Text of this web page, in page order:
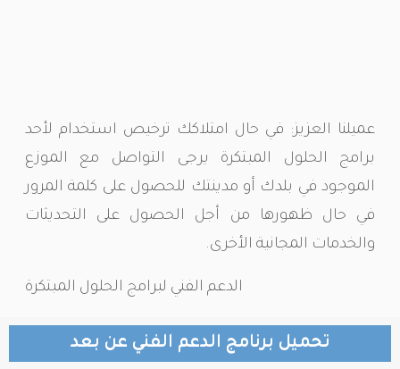
عميلنا العزيز: في حال امتلاكك ترخيص استخدام لأحد
برامج الحلول المبتكرة يرجى التواصل مع الموزع
الموجود في بلدك أو مدينتك للحصول على كلمة المرور
في حال ظهورها من أجل الحصول على التحديثات
والخدمات المجانية الأخرى.
الدعم الفني لبرامج الحلول المبتكرة
تحميل برنامج الدعم الفني عن بعد​